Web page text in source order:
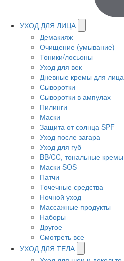
УХОД ДЛЯ ЛИЦА
Демакияж
Очищение (умывание)
Тоники/лосьоны
Уход для век
Дневные кремы для лица
Сыворотки
Сыворотки в ампулах
Пилинги
Маски
Защита от солнца SPF
Уход после загара
Уход для губ
BB/CC, тональные кремы
Маски SOS
Патчи
Точечные средства
Ночной уход
Массажные продукты
Наборы
Другое
Смотреть все
УХОД ДЛЯ ТЕЛА